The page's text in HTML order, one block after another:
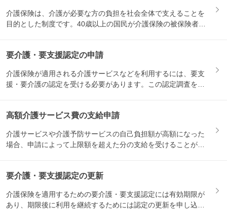
介護保険は、介護が必要な方の負担を社会全体で支えることを
目的とした制度です。40歳以上の国民が介護保険の被保険者と
要介護・要支援認定の申請
介護保険が適用される介護サービスなどを利用するには、要支
援・要介護の認定を受ける必要があります。この認定調査を受
高額介護サービス費の支給申請
介護サービスや介護予防サービスの自己負担額が高額になった
場合、申請によって上限額を超えた分の支給を受けることがで
要介護・要支援認定の更新
介護保険を適用するための要介護・要支援認定には有効期限が
あり、期限後に利用を継続するためには認定の更新を申し込む